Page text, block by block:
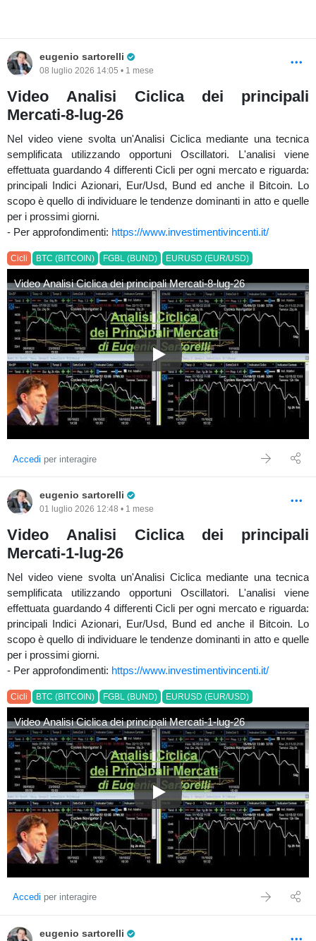
eugenio sartorelli
08 luglio 2026 14:05 • 1 mese
Video Analisi Ciclica dei principali
Mercati-8-lug-26
Nel video viene svolta un'Analisi Ciclica mediante una tecnica
semplificata utilizzando opportuni Oscillatori. L'analisi viene
effettuata guardando 4 differenti Cicli per ogni mercato e riguarda:
principali Indici Azionari, Eur/Usd, Bund ed anche il Bitcoin. Lo
scopo è quello di individuare le tendenze dominanti in atto e quelle
per i prossimi giorni.
- Per approfondimenti: https://www.investimentivincenti.it/
Cicli BTC (BITCOIN) FGBL (BUND) EURUSD (EUR/USD)
Video Analisi Ciclica dei principali Mercati-8-lug-26
Video Analisi Ciclica dei
Accedi per interagire
eugenio sartorelli
01 luglio 2026 12:48 • 1 mese
Video Analisi Ciclica dei principali
Mercati-1-lug-26
Nel video viene svolta un'Analisi Ciclica mediante una tecnica
semplificata utilizzando opportuni Oscillatori. L'analisi viene
effettuata guardando 4 differenti Cicli per ogni mercato e riguarda:
principali Indici Azionari, Eur/Usd, Bund ed anche il Bitcoin. Lo
scopo è quello di individuare le tendenze dominanti in atto e quelle
per i prossimi giorni.
- Per approfondimenti: https://www.investimentivincenti.it/
Cicli BTC (BITCOIN) FGBL (BUND) EURUSD (EUR/USD)
Video Analisi Ciclica dei principali Mercati-1-lug-26
Video Analisi Ciclica dei
Accedi per interagire
eugenio sartorelli